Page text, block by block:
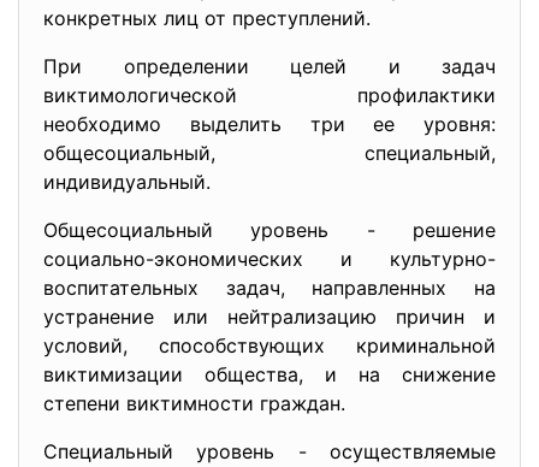
конкретных лиц от преступлений.
При определении целей и задач
виктимологической профилактики
необходимо выделить три ее уровня:
общесоциальный, специальный,
индивидуальный.
Общесоциальный уровень - решение
социально-экономических и культурно-
воспитательных задач, направленных на
устранение или нейтрализацию причин и
условий, способствующих криминальной
виктимизации общества, и на снижение
степени виктимности граждан.
Специальный уровень - осуществляемые